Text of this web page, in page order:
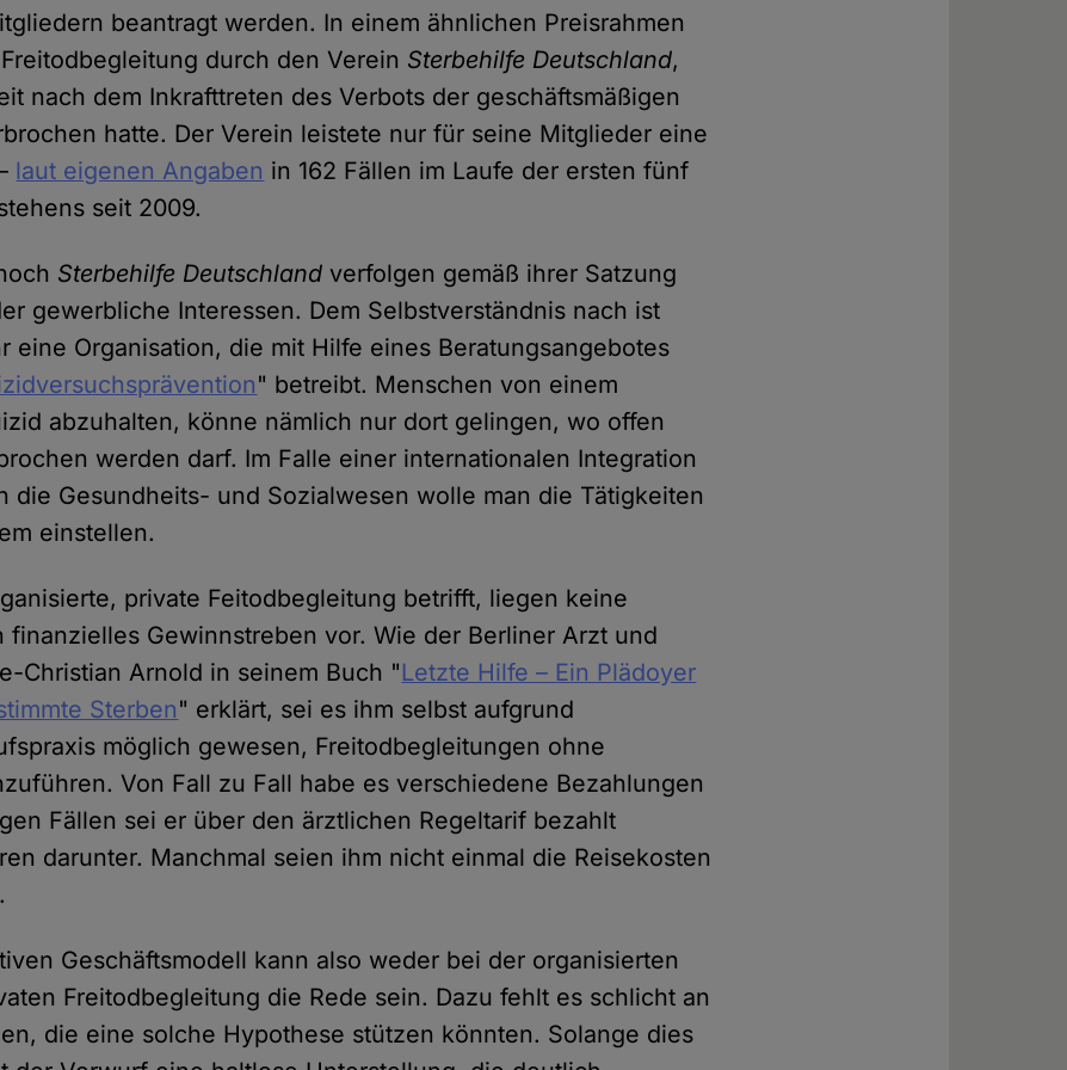
beantragt werden. In einem ähnlichen Preisrahmen
durch den Verein Sterbehilfe Deutschland,
nach dem Inkrafttreten des Verbots der geschäftsmäßigen
hatte. Der Verein leistete nur für seine Mitglieder eine
laut eigenen Angaben in 162 Fällen im Laufe der ersten fünf
seit 2009.
Sterbehilfe Deutschland verfolgen gemäß ihrer Satzung
gewerbliche Interessen. Dem Selbstverständnis nach ist
eine Organisation, die mit Hilfe eines Beratungsangebotes
" betreibt. Menschen von einem
abzuhalten, könne nämlich nur dort gelingen, wo offen
werden darf. Im Falle einer internationalen Integration
die Gesundheits- und Sozialwesen wolle man die Tätigkeiten
einstellen.
private Feitodbegleitung betrifft, liegen keine
finanzielles Gewinnstreben vor. Wie der Berliner Arzt und
Christian Arnold in seinem Buch "Letzte Hilfe – Ein Plädoyer
Sterben" erklärt, sei es ihm selbst aufgrund
möglich gewesen, Freitodbegleitungen ohne
Von Fall zu Fall habe es verschiedene Bezahlungen
Fällen sei er über den ärztlichen Regeltarif bezahlt
darunter. Manchmal seien ihm nicht einmal die Reisekosten
Geschäftsmodell kann also weder bei der organisierten
Freitodbegleitung die Rede sein. Dazu fehlt es schlicht an
die eine solche Hypothese stützen könnten. Solange dies